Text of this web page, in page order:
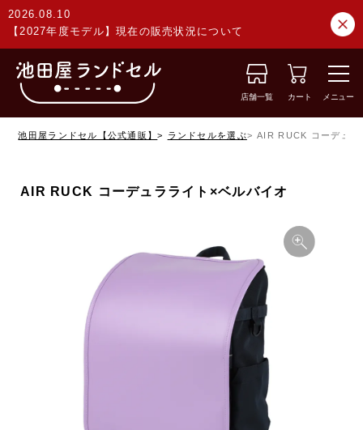
2026.08.10
【2027年度モデル】現在の販売状況について
店舗一覧 カート メニュー
池田屋ランドセル【公式通販】 ランドセルを選ぶ AIR RUCK コーデュラ
AIR RUCK コーデュラライト×ベルバイオ